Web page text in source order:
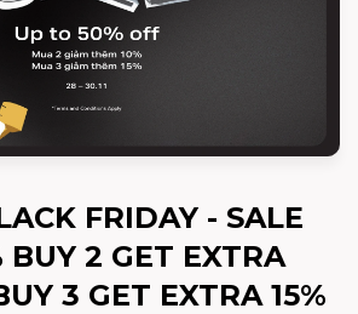
FRIDAY - SALE
BUY 2 GET EXTRA
3 GET EXTRA 15%